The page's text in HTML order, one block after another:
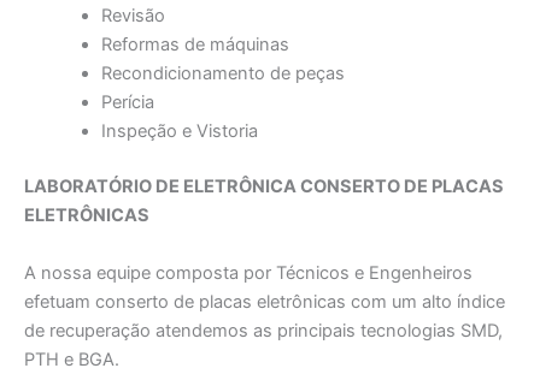
Revisão
Reformas de máquinas
Recondicionamento de peças
Perícia
Inspeção e Vistoria
LABORATÓRIO DE ELETRÔNICA CONSERTO DE PLACAS
ELETRÔNICAS
A nossa equipe composta por Técnicos e Engenheiros
efetuam conserto de placas eletrônicas com um alto índice
de recuperação atendemos as principais tecnologias SMD,
PTH e BGA.